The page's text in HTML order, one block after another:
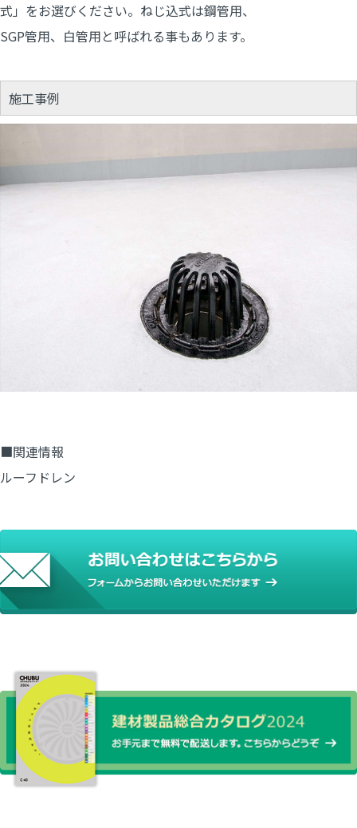
式」をお選びください。ねじ込式は鋼管用、
SGP管用、白管用と呼ばれる事もあります。
施工事例
■関連情報
ルーフドレン